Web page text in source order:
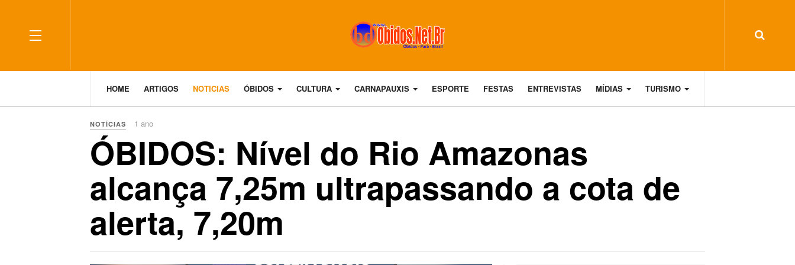
HOME ARTIGOS NOTICIAS ÓBIDOS CULTURA CARNAPAUXIS ESPORTE FESTAS ENTREVISTAS MÍDIAS TURISMO
NOTÍCIAS 1 ano
ÓBIDOS: Nível do Rio Amazonas
alcança 7,25m ultrapassando a cota de
alerta, 7,20m